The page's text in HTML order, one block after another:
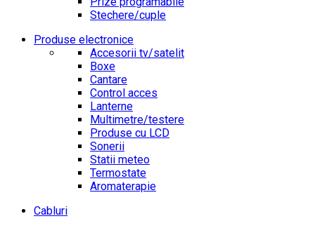
Stechere/cuple
Produse electronice
Accesorii tv/satelit
Boxe
Cantare
Control acces
Lanterne
Multimetre/testere
Produse cu LCD
Sonerii
Statii meteo
Termostate
Aromaterapie
Cabluri